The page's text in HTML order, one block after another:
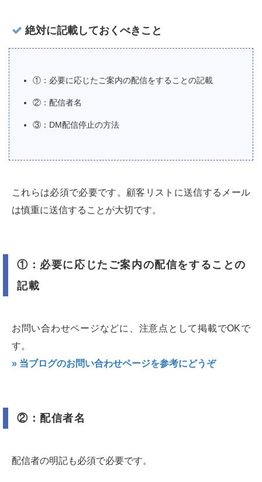
絶対に記載しておくべきこと
①：必要に応じたご案内の配信をすることの記載
②：配信者名
③：DM配信停止の方法
これらは必須で必要です。顧客リストに送信するメール
は慎重に送信することが大切です。
①：必要に応じたご案内の配信をすることの
記載
お問い合わせページなどに、注意点として掲載でOKで
す。
» 当ブログのお問い合わせページを参考にどうぞ
②：配信者名
配信者の明記も必須で必要です。